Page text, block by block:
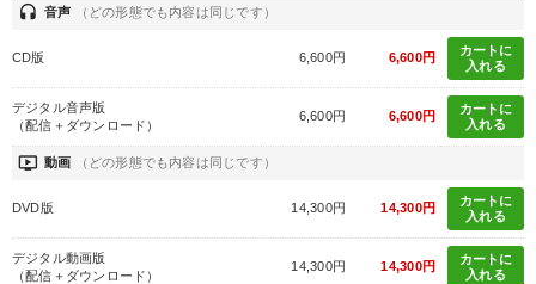
headset 音声 （どの形態でも内容は同じです）
CD版 6,600円 6,600円
カートに
入れる
デジタル音声版
（配信＋ダウンロード）
6,600円 6,600円
カートに
入れる
ondemand_video 動画 （どの形態でも内容は同じです）
DVD版 14,300円 14,300円
カートに
入れる
デジタル動画版
（配信＋ダウンロード）
14,300円 14,300円
カートに
入れる